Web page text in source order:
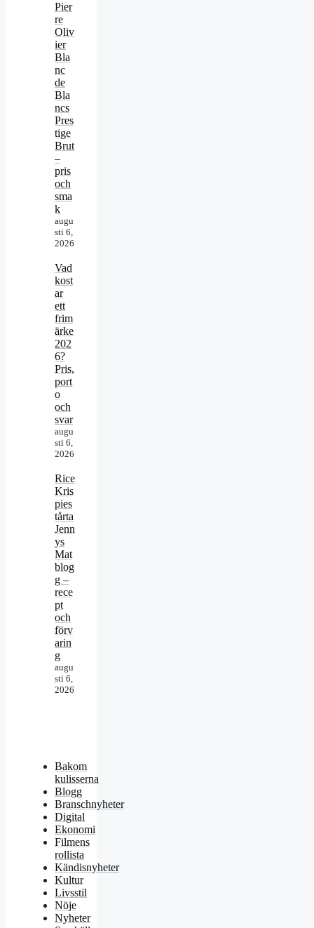
Pier
re
Oliv
ier
Bla
nc
de
Bla
ncs
Pres
tige
Brut
–
pris
och
sma
k
augu
sti 6,
2026
Vad
kost
ar
ett
frim
ärke
202
6?
Pris,
port
o
och
svar
augu
sti 6,
2026
Rice
Kris
pies
tårta
Jenn
ys
Mat
blog
g –
rece
pt
och
förv
arin
g
augu
sti 6,
2026
Bakom
kulisserna
Blogg
Branschnyheter
Digital
Ekonomi
Filmens
rollista
Kändisnyheter
Kultur
Livsstil
Nöje
Nyheter